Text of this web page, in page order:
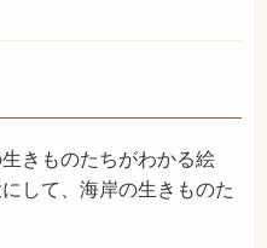
6
きものたちがわかる絵
して、海岸の生きものた